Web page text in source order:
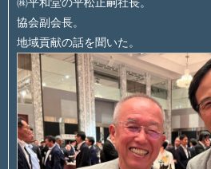
㈱平和堂の平松正嗣社長。
協会副会長。
地域貢献の話を聞いた。